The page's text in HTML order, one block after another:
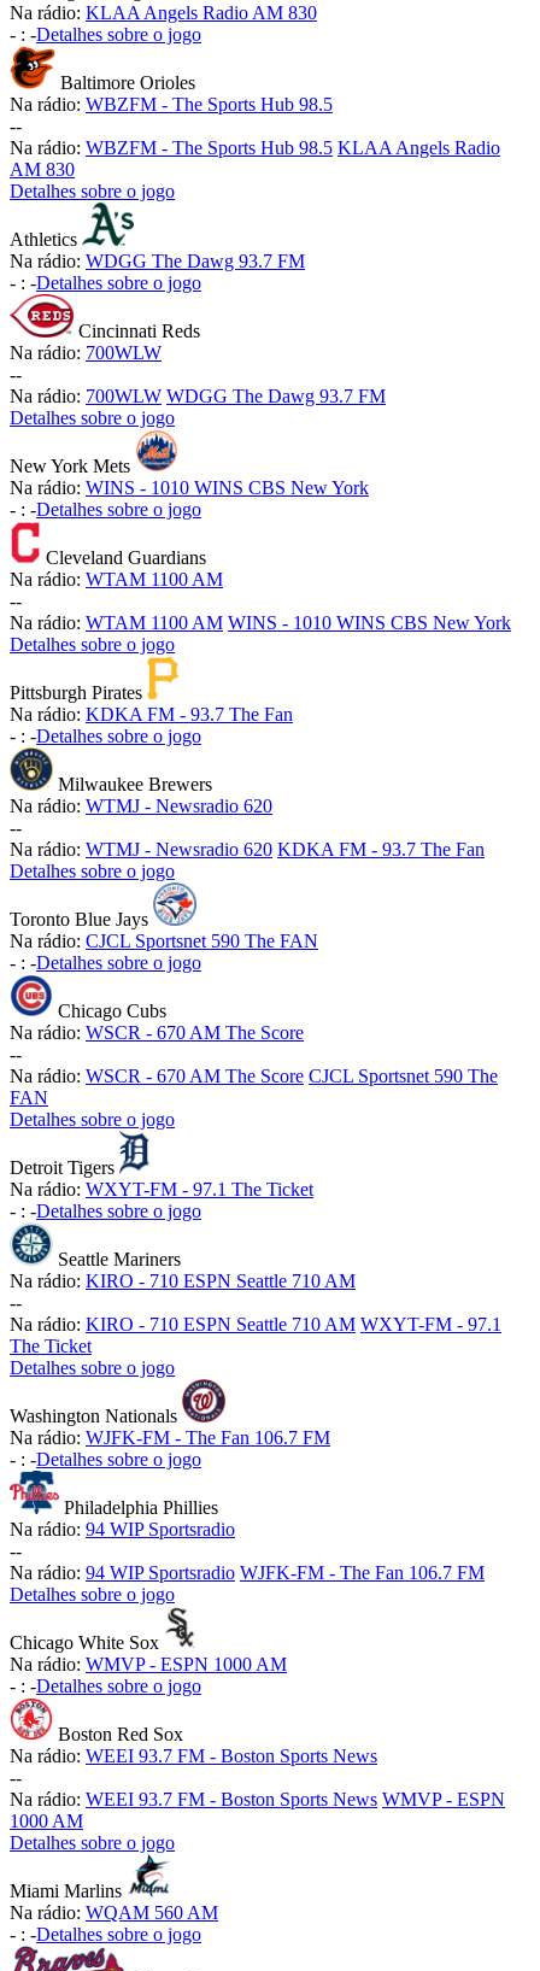
Na rádio: KLAA Angels Radio AM 830
- : -Detalhes sobre o jogo
Baltimore Orioles
Na rádio: WBZFM - The Sports Hub 98.5
--
Na rádio: WBZFM - The Sports Hub 98.5 KLAA Angels Radio
AM 830
Detalhes sobre o jogo
Athletics
Na rádio: WDGG The Dawg 93.7 FM
- : -Detalhes sobre o jogo
Cincinnati Reds
Na rádio: 700WLW
--
Na rádio: 700WLW WDGG The Dawg 93.7 FM
Detalhes sobre o jogo
New York Mets
Na rádio: WINS - 1010 WINS CBS New York
- : -Detalhes sobre o jogo
Cleveland Guardians
Na rádio: WTAM 1100 AM
--
Na rádio: WTAM 1100 AM WINS - 1010 WINS CBS New York
Detalhes sobre o jogo
Pittsburgh Pirates
Na rádio: KDKA FM - 93.7 The Fan
- : -Detalhes sobre o jogo
Milwaukee Brewers
Na rádio: WTMJ - Newsradio 620
--
Na rádio: WTMJ - Newsradio 620 KDKA FM - 93.7 The Fan
Detalhes sobre o jogo
Toronto Blue Jays
Na rádio: CJCL Sportsnet 590 The FAN
- : -Detalhes sobre o jogo
Chicago Cubs
Na rádio: WSCR - 670 AM The Score
--
Na rádio: WSCR - 670 AM The Score CJCL Sportsnet 590 The
FAN
Detalhes sobre o jogo
Detroit Tigers
Na rádio: WXYT-FM - 97.1 The Ticket
- : -Detalhes sobre o jogo
Seattle Mariners
Na rádio: KIRO - 710 ESPN Seattle 710 AM
--
Na rádio: KIRO - 710 ESPN Seattle 710 AM WXYT-FM - 97.1
The Ticket
Detalhes sobre o jogo
Washington Nationals
Na rádio: WJFK-FM - The Fan 106.7 FM
- : -Detalhes sobre o jogo
Philadelphia Phillies
Na rádio: 94 WIP Sportsradio
--
Na rádio: 94 WIP Sportsradio WJFK-FM - The Fan 106.7 FM
Detalhes sobre o jogo
Chicago White Sox
Na rádio: WMVP - ESPN 1000 AM
- : -Detalhes sobre o jogo
Boston Red Sox
Na rádio: WEEI 93.7 FM - Boston Sports News
--
Na rádio: WEEI 93.7 FM - Boston Sports News WMVP - ESPN
1000 AM
Detalhes sobre o jogo
Miami Marlins
Na rádio: WQAM 560 AM
- : -Detalhes sobre o jogo